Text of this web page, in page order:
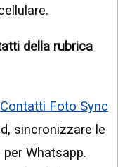
della rubrica
Foto Sync
sincronizzare le
Whatsapp.